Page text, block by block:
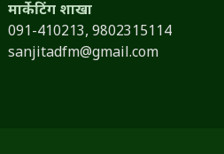
मार्केटिंग शाखा
091-410213, 9802315114
sanjitadfm@gmail.com